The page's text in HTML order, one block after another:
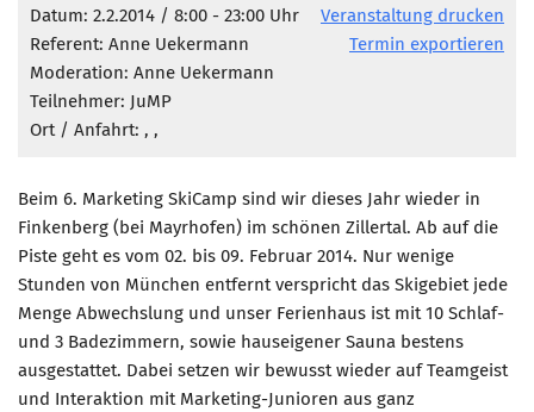
Marketing Pioniere
Arbeitsgruppen
Münchner Marketingpreis
Partnerschaften
MARKETING PIONIERE
Marketing Pioniere im BVMC
CLUB-KOMMUNIKATION
Veranstaltung drucken
Termin exportieren
Datum: 2.2.2014 / 8:00 - 23:00 Uhr
Referent: Anne Uekermann
Moderation: Anne Uekermann
Teilnehmer: JuMP
Ort / Anfahrt: , ,
Beim 6. Marketing SkiCamp sind wir dieses Jahr wieder in
Finkenberg (bei Mayrhofen) im schönen Zillertal. Ab auf die
Piste geht es vom 02. bis 09. Februar 2014. Nur wenige
Stunden von München entfernt verspricht das Skigebiet jede
Menge Abwechslung und unser Ferienhaus ist mit 10 Schlaf-
und 3 Badezimmern, sowie hauseigener Sauna bestens
ausgestattet. Dabei setzen wir bewusst wieder auf Teamgeist
und Interaktion mit Marketing-Junioren aus ganz